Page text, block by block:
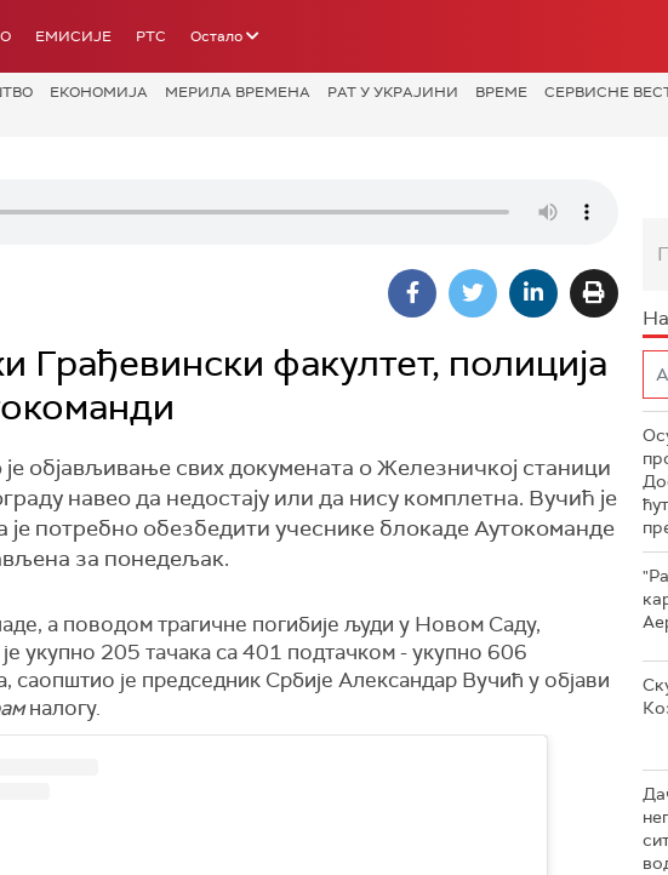
ЕМИСИЈЕ РТС Остало
ЕКОНОМИЈА МЕРИЛА ВРЕМЕНА РАТ У УКРАЈИНИ ВРЕМЕ СЕРВИСНЕ
Грађевински факултет, полиција
објављивање свих докумената о Железничкој станици
навео да недостају или да нису комплетна. Вучић је
потребно обезбедити учеснике блокаде Аутокоманде
за понедељак.
а поводом трагичне погибије људи у Новом Саду,
укупно 205 тачака са 401 подтачком - укупно 606
саопштио је председник Србије Александар Вучић у објави
налогу.